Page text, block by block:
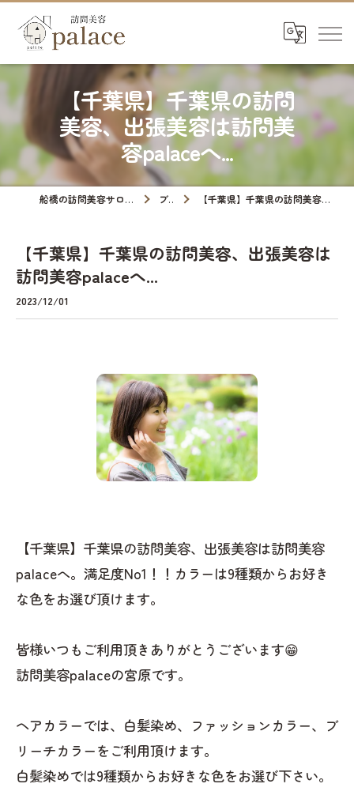
【千葉県】千葉県の訪問
美容、出張美容は訪問美
容palaceへ...
船橋の訪問美容サロンなら訪問美容palace ブログ 【千葉県】千葉県の訪問美容、出張美容は訪問美容palaceへ...
【千葉県】千葉県の訪問美容、出張美容は
訪問美容palaceへ...
2023/12/01
【千葉県】千葉県の訪問美容、出張美容は訪問美容
palaceへ。満足度No1！！カラーは9種類からお好き
な色をお選び頂けます。
皆様いつもご利用頂きありがとうございます😁
訪問美容palaceの宮原です。
ヘアカラーでは、白髪染め、ファッションカラー、ブ
リーチカラーをご利用頂けます。
白髪染めでは9種類からお好きな色をお選び下さい。